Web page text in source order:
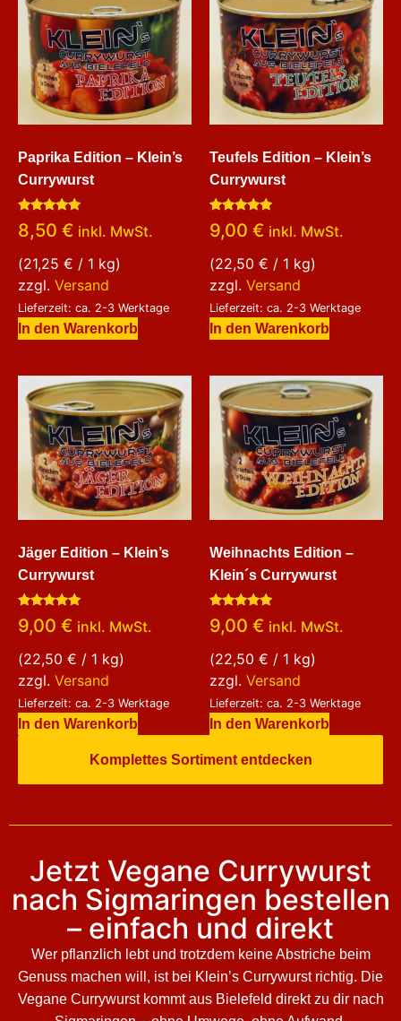
Paprika Edition – Klein’s
Currywurst
Bewertet
mit
von 5
8,50 € inkl. MwSt.
(21,25 € / 1 kg)
zzgl. Versand
Lieferzeit: ca. 2-3 Werktage
In den Warenkorb
Teufels Edition – Klein’s
Currywurst
Bewertet
mit
von 5
9,00 € inkl. MwSt.
(22,50 € / 1 kg)
zzgl. Versand
Lieferzeit: ca. 2-3 Werktage
In den Warenkorb
Jäger Edition – Klein’s
Currywurst
Bewertet
mit
von 5
9,00 € inkl. MwSt.
(22,50 € / 1 kg)
zzgl. Versand
Lieferzeit: ca. 2-3 Werktage
In den Warenkorb
Weihnachts Edition –
Klein´s Currywurst
Bewertet
mit
von 5
9,00 € inkl. MwSt.
(22,50 € / 1 kg)
zzgl. Versand
Lieferzeit: ca. 2-3 Werktage
In den Warenkorb
Komplettes Sortiment entdecken
Jetzt Vegane Currywurst
nach Sigmaringen bestellen
– einfach und direkt
Wer pflanzlich lebt und trotzdem keine Abstriche beim
Genuss machen will, ist bei Klein’s Currywurst richtig. Die
Vegane Currywurst kommt aus Bielefeld direkt zu dir nach